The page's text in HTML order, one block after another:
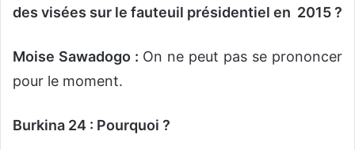
des visées sur le fauteuil présidentiel en 2015 ?
Moise Sawadogo : On ne peut pas se prononcer
pour le moment.
Burkina 24 : Pourquoi ?